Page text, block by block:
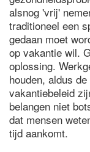
alsnog 'vrij'
traditioneel een
gedaan moet
op vakantie wil.
oplossing.
houden, aldus
vakantiebeleid
belangen niet
dat mensen
tijd aankomt.